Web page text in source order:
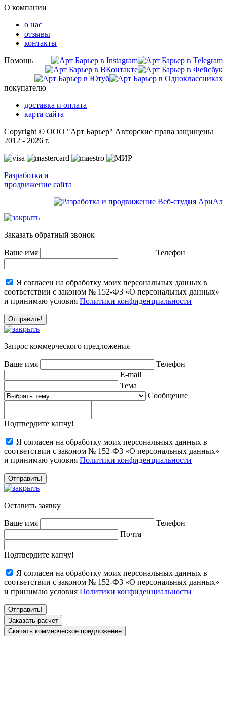
О компании
о нас
отзывы
контакты
Помощь
покупателю
доставка и оплата
карта сайта
Copyright © ООО "Арт Барьер" Авторские права защищены
2012 - 2026 г.
Разработка и
продвижение сайта
Заказать обратный звонок
Ваше имя Телефон
Я согласен на обработку моих персональных данных в
соответствии с законом № 152-ФЗ «О персональных данных»
и принимаю условия Политики конфиденциальности
Запрос коммерческого предложения
Ваше имя
Телефон
E-mail
Тема
Сообщение
Подтвердите капчу!
Я согласен на обработку моих персональных данных в
соответствии с законом № 152-ФЗ «О персональных данных»
и принимаю условия Политики конфиденциальности
Оставить заявку
Ваше имя
Телефон
Почта
Подтвердите капчу!
Я согласен на обработку моих персональных данных в
соответствии с законом № 152-ФЗ «О персональных данных»
и принимаю условия Политики конфиденциальности
Заказать расчет
Скачать коммерческое предложение